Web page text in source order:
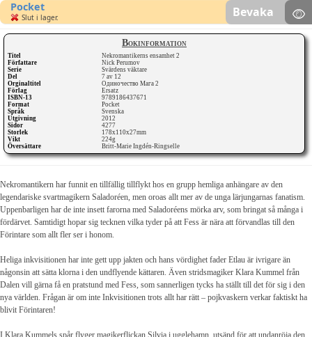
Bokinformation
Titel
Nekromantikerns ensamhet 2
Författare
Nick Perumov
Serie
Svärdens väktare
Del
7 av 12
Orginaltitel
Одиночество Мага 2
Förlag
Ersatz
ISBN-13
9789186437671
Format
Pocket
Språk
Svenska
Utgivning
2012
Sidor
4277
Storlek
178x110x27mm
Vikt
224g
Översättare
Britt-Marie Ingdén-Ringselle
Pocket
Slut i lager. Bevaka
Nekromantikern har funnit en tillfällig tillflykt hos en grupp hemliga anhängare av den
legendariske svartmagikern Saladoréen, men oroas allt mer av de unga lärjungarnas fanatism.
Uppenbarligen har de inte insett farorna med Saladoréens mörka arv, som bringat så många i
fördärvet. Samtidigt hopar sig tecknen vilka tyder på att Fess är nära att förvandlas till den
Förintare som allt fler ser i honom.
Heliga inkvisitionen har inte gett upp jakten och hans vördighet fader Etlau är ivrigare än
någonsin att sätta klorna i den undflyende kättaren. Även stridsmagiker Klara Kummel från
Dalen vill gärna få en pratstund med Fess, som sannerligen tycks ha ställt till det för sig i den
nya världen. Frågan är om inte Inkvisitionen trots allt har rätt – pojkvaskern verkar faktiskt ha
blivit Förintaren!
I Klara Kummels spår flyger magikerflickan Silvia i ugglehamn, utsänd för att undanröja den